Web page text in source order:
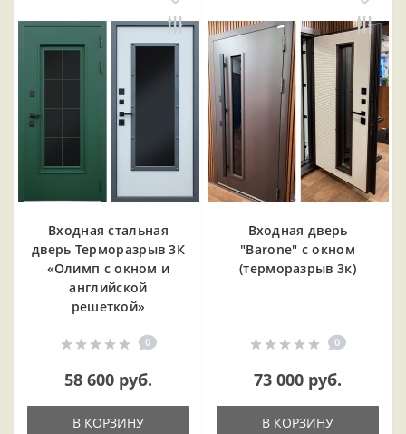
Входная cтальная
дверь Терморазрыв 3К
«Олимп с окном и
английской
решеткой»
0
58 600 руб.
В КОРЗИНУ
Входная дверь
"Barone" с окном
(терморазрыв 3к)
0
73 000 руб.
В КОРЗИНУ